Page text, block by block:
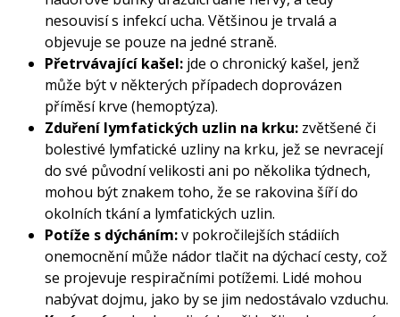
nesouvisí s infekcí ucha. Většinou je trvalá a
objevuje se pouze na jedné straně.
Přetrvávající kašel: jde o chronický kašel, jenž
může být v některých případech doprovázen
příměsí krve (hemoptýza).
Zduření lymfatických uzlin na krku: zvětšené či
bolestivé lymfatické uzliny na krku, jež se nevracejí
do své původní velikosti ani po několika týdnech,
mohou být znakem toho, že se rakovina šíří do
okolních tkání a lymfatických uzlin.
Potíže s dýcháním:v pokročilejších stádiích
onemocnění může nádor tlačit na dýchací cesty, což
se projevuje respiračními potížemi. Lidé mohou
nabývat dojmu, jako by se jim nedostávalo vzduchu.